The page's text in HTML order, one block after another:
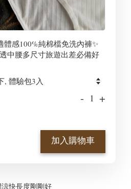
體感100%純棉檔免洗內褲✨
中腰多尺寸旅遊出差必備好
- +
加入購物車
涼快長度剛剛好